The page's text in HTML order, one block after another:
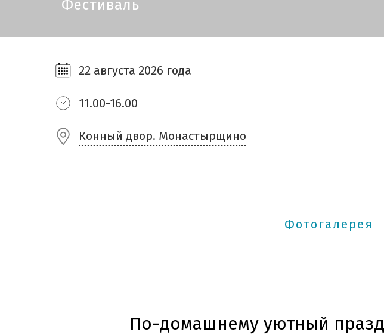
Фестиваль
22 августа 2026 года
11.00-16.00
Конный двор. Монастырщино
Фотогалерея
По-домашнему уютный